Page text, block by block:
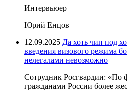
Интервьюер
Юрий Енцов
12.09.2025 Да хоть чип под
введения визового режима
нелегалами невозможно
Сотрудник Росгвардии: «По
гражданами России более